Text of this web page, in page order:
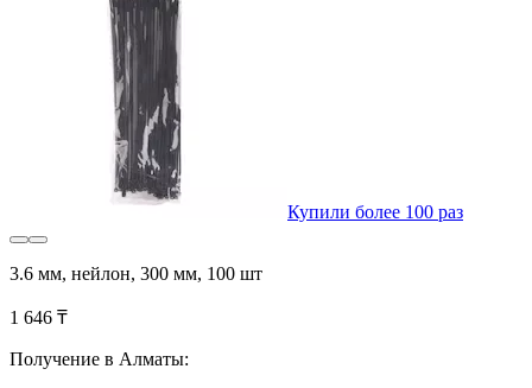
Купили более 100 раз
3.6 мм, нейлон, 300 мм, 100 шт
1 646 ₸
Получение в Алматы: